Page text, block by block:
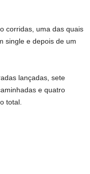
corridas, uma das quais
single e depois de um
lançadas, sete
e quatro
total.